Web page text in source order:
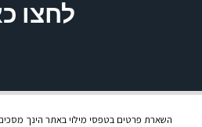
לחצו
השארת פרטים בטפסי מילוי באתר הינך